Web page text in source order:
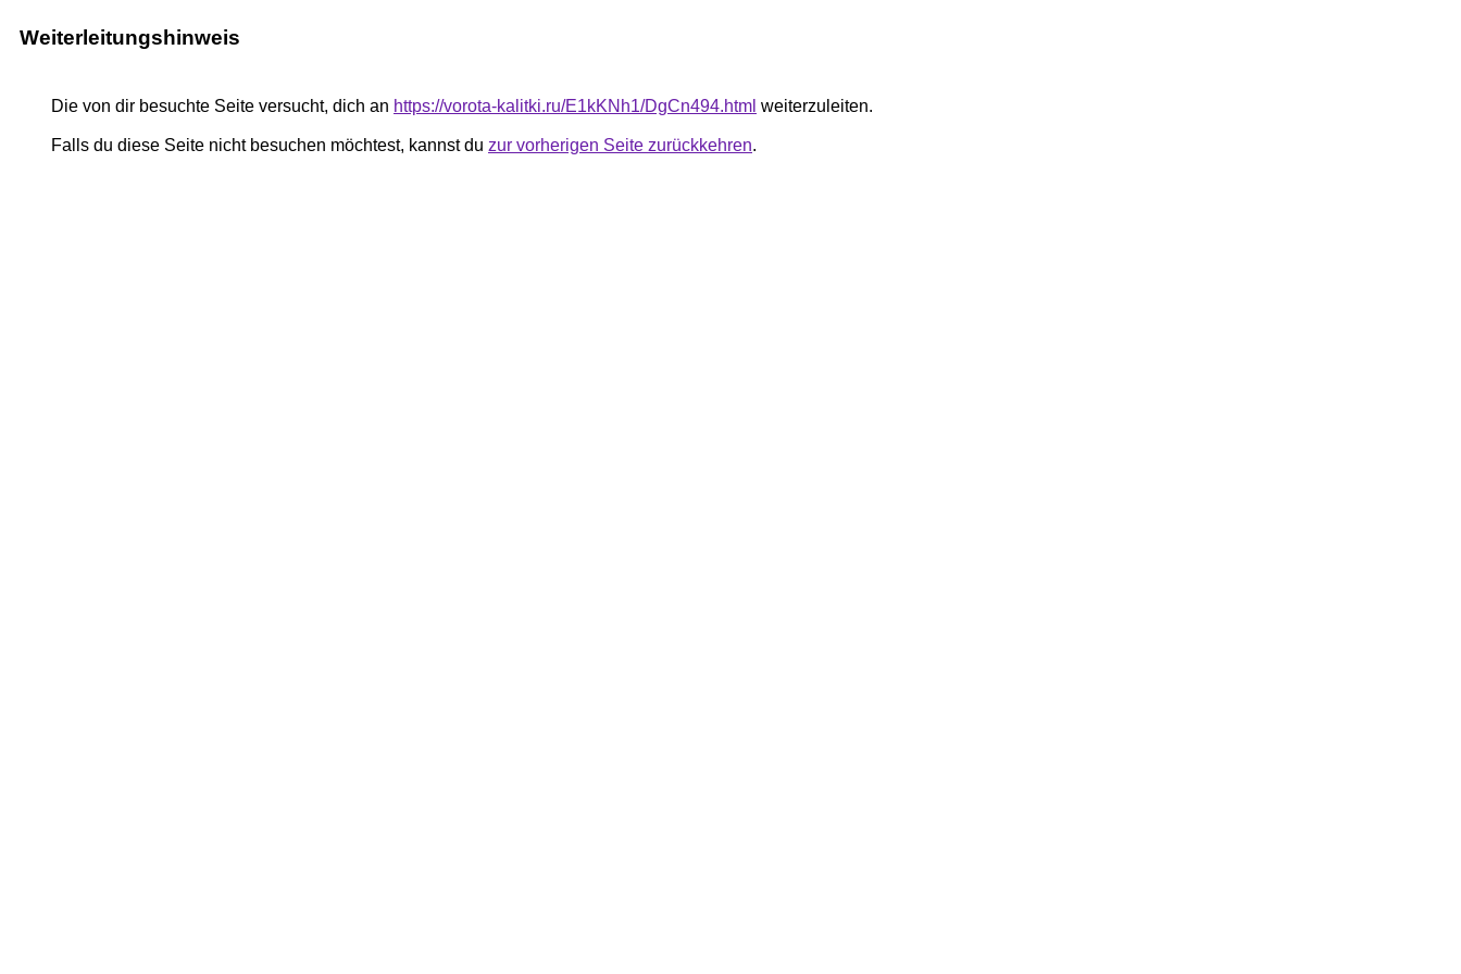
Weiterleitungshinweis
Die von dir besuchte Seite versucht, dich an https://vorota-kalitki.ru/E1kKNh1/DgCn494.html weiterzuleiten.
Falls du diese Seite nicht besuchen möchtest, kannst du zur vorherigen Seite zurückkehren.